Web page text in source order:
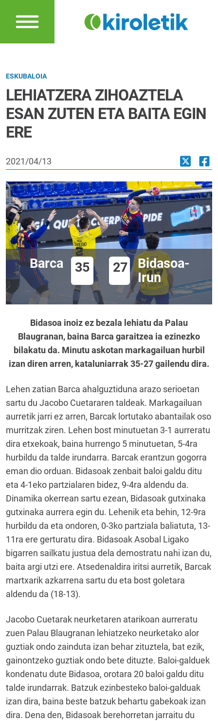
ESKUBALOIA
LEHIATZERA ZIHOAZTELA
ESAN ZUTEN ETA BAITA EGIN
ERE
2021/04/13
Barca 35 27
Bidasoa-
Irun
Bidasoa inoiz ez bezala lehiatu da Palau
Blaugranan, baina Barca garaitzea ia ezinezko
bilakatu da. Minutu askotan markagailuan hurbil
izan diren arren, kataluniarrak 35-27 gailendu dira.
Lehen zatian Barca ahalguztiduna arazo serioetan
sartu du Jacobo Cuetararen taldeak. Markagailuan
aurretik jarri ez arren, Barcak lortutako abantailak oso
murritzak ziren. Lehen bost minutuetan 3-1 aurreratu
dira etxekoak, baina hurrengo 5 minutuetan, 5-4ra
hurbildu da talde irundarra. Barcak erantzun gogorra
eman dio orduan. Bidasoak zenbait baloi galdu ditu
eta 4-1eko partzialaren bidez, 9-4ra aldendu da.
Dinamika okerrean sartu ezean, Bidasoak gutxinaka
gutxinaka aurrera egin du. Lehenik eta behin, 12-9ra
hurbildu da eta ondoren, 0-3ko partziala baliatuta, 13-
11ra ere gerturatu dira. Bidasoak Asobal Ligako
bigarren sailkatu justua dela demostratu nahi izan du,
baita argi utzi ere. Atsedenaldira iritsi aurretik, Barcak
martxarik azkarrena sartu du eta bost goletara
aldendu da (18-13).
Jacobo Cuetarak neurketaren atarikoan aurreratu
zuen Palau Blaugranan lehiatzeko neurketako alor
guztiak ondo zainduta izan behar zituztela, bat ezik,
gainontzeko guztiak ondo bete dituzte. Baloi-galduek
kondenatu dute Bidasoa, orotara 20 baloi galdu ditu
talde irundarrak. Batzuk ezinbesteko baloi-galduak
izan dira, baina beste batzuk behartu gabekoak izan
dira. Dena den, Bidasoak berehorretan jarraitu du